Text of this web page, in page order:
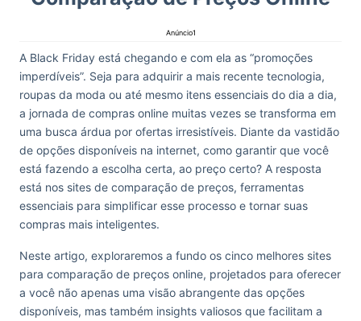
Anúncio1
A Black Friday está chegando e com ela as “promoções
imperdíveis”. Seja para adquirir a mais recente tecnologia,
roupas da moda ou até mesmo itens essenciais do dia a dia,
a jornada de compras online muitas vezes se transforma em
uma busca árdua por ofertas irresistíveis. Diante da vastidão
de opções disponíveis na internet, como garantir que você
está fazendo a escolha certa, ao preço certo? A resposta
está nos sites de comparação de preços, ferramentas
essenciais para simplificar esse processo e tornar suas
compras mais inteligentes.
Neste artigo, exploraremos a fundo os cinco melhores sites
para comparação de preços online, projetados para oferecer
a você não apenas uma visão abrangente das opções
disponíveis, mas também insights valiosos que facilitam a